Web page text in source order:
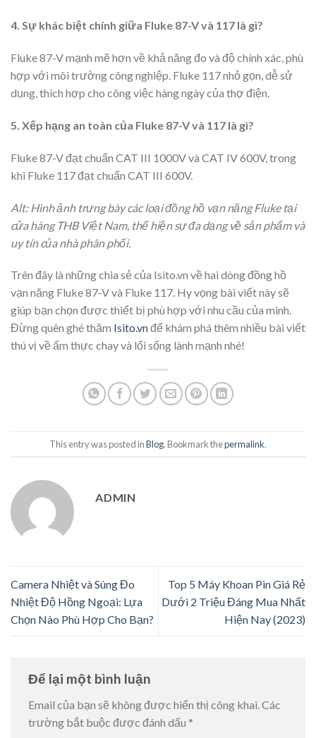
4. Sự khác biệt chính giữa Fluke 87-V và 117 là gì?
Fluke 87-V mạnh mẽ hơn về khả năng đo và độ chính xác, phù
hợp với môi trường công nghiệp. Fluke 117 nhỏ gọn, dễ sử
dụng, thích hợp cho công việc hàng ngày của thợ điện.
5. Xếp hạng an toàn của Fluke 87-V và 117 là gì?
Fluke 87-V đạt chuẩn CAT III 1000V và CAT IV 600V, trong
khi Fluke 117 đạt chuẩn CAT III 600V.
Alt: Hình ảnh trưng bày các loại đồng hồ vạn năng Fluke tại
cửa hàng THB Việt Nam, thể hiện sự đa dạng về sản phẩm và
uy tín của nhà phân phối.
Trên đây là những chia sẻ của Isito.vn về hai dòng đồng hồ
vạn năng Fluke 87-V và Fluke 117. Hy vọng bài viết này sẽ
giúp bạn chọn được thiết bị phù hợp với nhu cầu của mình.
Đừng quên ghé thăm Isito.vnđể khám phá thêm nhiều bài viết
thú vị về ẩm thực chay và lối sống lành mạnh nhé!
This entry was posted inBlog. Bookmark thepermalink.
ADMIN
Camera Nhiệt và Súng Đo
Nhiệt Độ Hồng Ngoại: Lựa
Chọn Nào Phù Hợp Cho Bạn?
Top 5 Máy Khoan Pin Giá Rẻ
Dưới 2 Triệu Đáng Mua Nhất
Hiện Nay (2023)
Để lại một bình luận
Email của bạn sẽ không được hiển thị công khai.Các
trường bắt buộc được đánh dấu *